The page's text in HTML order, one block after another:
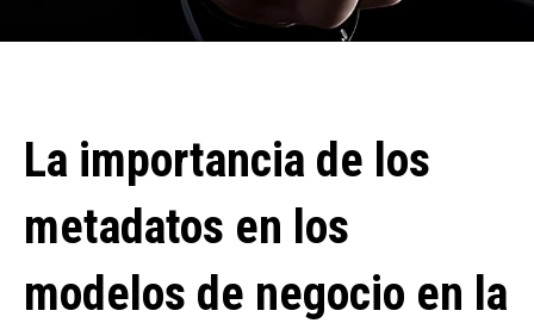
La importancia de los
metadatos en los
modelos de negocio en la